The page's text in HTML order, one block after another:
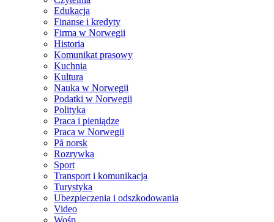
Edukacja
Finanse i kredyty
Firma w Norwegii
Historia
Komunikat prasowy
Kuchnia
Kultura
Nauka w Norwegii
Podatki w Norwegii
Polityka
Praca i pieniądze
Praca w Norwegii
På norsk
Rozrywka
Sport
Transport i komunikacja
Turystyka
Ubezpieczenia i odszkodowania
Video
Wośp